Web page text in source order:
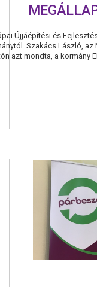
Újjáépítési és
Szakács László, az
azt mondta, a kormány